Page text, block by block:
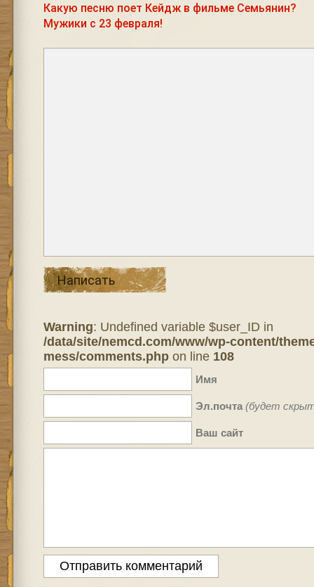
Какую песню поет Кейдж в фильме Семьянин?
Мужики с 23 февраля!
Написать
Warning: Undefined variable $user_ID in
/data/site/nemcd.com/www/wp-content/
mess/comments.phpon line 108
Имя
Эл.почта (будет
Ваш сайт